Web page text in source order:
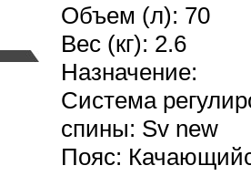
Объем (л): 70
Вес (кг): 2.6
Назначение:
Система
спины: Sv new
Пояс: